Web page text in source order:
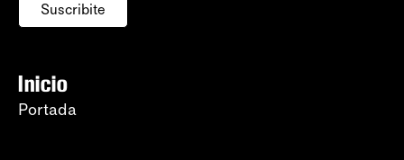
Suscribite
Inicio
Portada